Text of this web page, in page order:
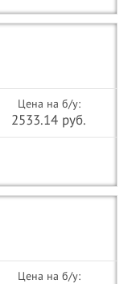
Цена на б/у:
2533.14 руб.
Цена на б/у: